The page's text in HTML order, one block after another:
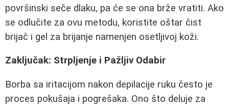
površinski seče dlaku, pa će se ona brže vratiti. Ako
se odlučite za ovu metodu, koristite oštar čist
brijač i gel za brijanje namenjen osetljivoj koži.
Zaključak: Strpljenje i Pažljiv Odabir
Borba sa iritacijom nakon depilacije ruku često je
proces pokušaja i pogrešaka. Ono što deluje za